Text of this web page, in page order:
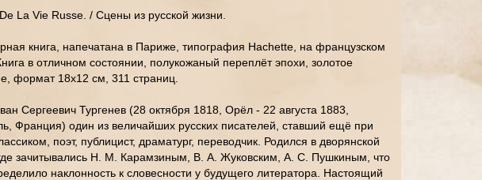
La Vie Russe. / Сцены из русской жизни.
книга, напечатана в Париже, типография Hachette, на французском
в отличном состоянии, полукожаный переплёт эпохи, золотое
формат 18х12 см, 311 страниц.
Сергеевич Тургенев (28 октября 1818, Орёл - 22 августа 1883,
Франция) один из величайших русских писателей, ставший ещё при
поэт, публицист, драматург, переводчик. Родился в дворянской
зачитывались Н. М. Карамзиным, В. А. Жуковским, А. С. Пушкиным, что
наклонность к словесности у будущего литератора. Настоящий